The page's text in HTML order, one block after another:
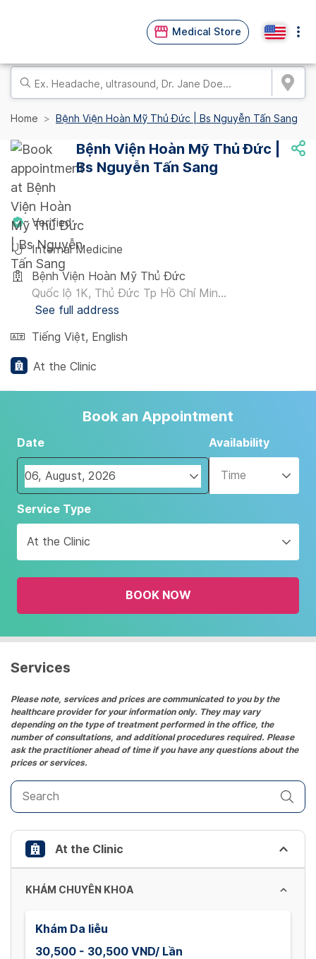
Medical Store
Home Bệnh Viện Hoàn Mỹ Thủ Đức | Bs Nguyễn Tấn Sang
Bệnh Viện Hoàn Mỹ Thủ Đức |
Bs Nguyễn Tấn Sang
Verified
Internal Medicine
Bệnh Viện Hoàn Mỹ Thủ Đức
Quốc lộ 1K, Thủ Đức Tp Hồ Chí Min...
See full address
Tiếng Việt, English
At the Clinic
Book an Appointment
Date
Navigate
forward
interact
with
the
and
date.
the
question
mark
key
to
get
the
keyboard
shortcuts
for
changing
dates.
Availability
Time
Service Type
At the Clinic
BOOK NOW
Services
Please note, services and prices are communicated to you by the
healthcare provider for your information only. They may vary
depending on the type of treatment performed in the office, the
number of consultations, and additional procedures required. Please
ask the practitioner ahead of time if you have any questions about the
prices or services.
At the Clinic
KHÁM CHUYÊN KHOA
Khám Da liễu
30,500 - 30,500 VND/ Lần